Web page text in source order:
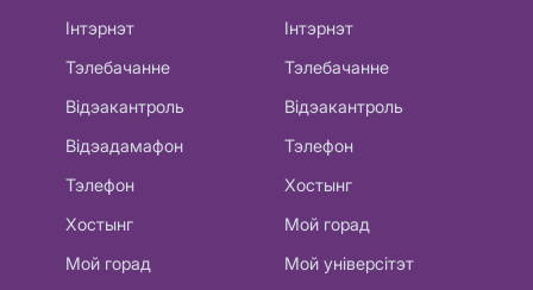
Інтэрнэт
Тэлебачанне
Відэакантроль
Відэадамафон
Тэлефон
Хостынг
Мой горад
Інтэрнэт
Тэлебачанне
Відэакантроль
Тэлефон
Хостынг
Мой горад
Мой універсітэт